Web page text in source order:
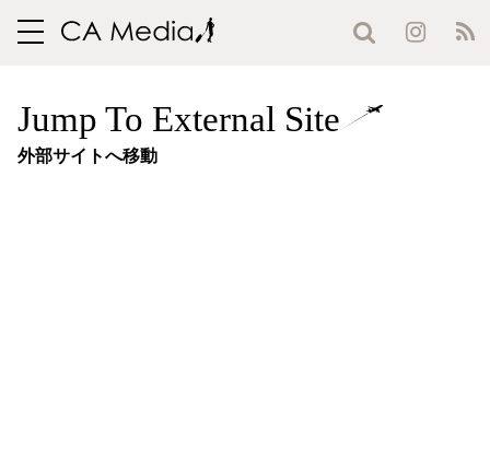
toggle
Jump To External Site
外部サイトへ移動